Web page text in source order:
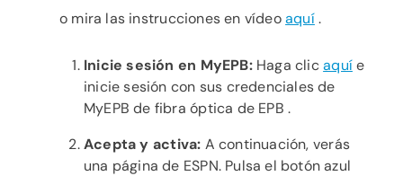
o mira las instrucciones en vídeoaquí.
Inicie sesión en MyEPB:Haga clicaquíe
inicie sesión con sus credenciales de
MyEPB de fibra óptica de EPB .
Acepta y activa: A continuación, verás
una página de ESPN. Pulsa el botón azul